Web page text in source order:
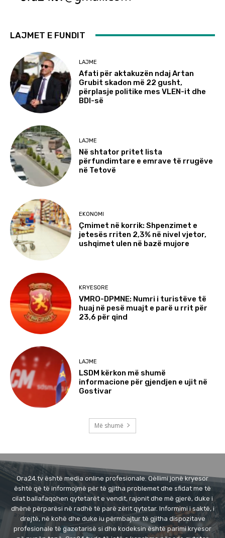
LAJMET E FUNDIT
LAJME
Afati për aktakuzën ndaj Artan
Grubit skadon më 22 gusht,
përplasje politike mes VLEN-it dhe
BDI-së
LAJME
Në shtator pritet lista
përfundimtare e emrave të rrugëve
në Tetovë
EKONOMI
Çmimet në korrik: Shpenzimet e
jetesës rriten 2,3% në nivel vjetor,
ushqimet ulen në bazë mujore
KRYESORE
VMRO-DPMNE: Numri i turistëve të
huaj në pesë muajt e parë u rrit për
23,6 për qind
LAJME
LSDM kërkon më shumë
informacione për gjendjen e ujit në
Gostivar
Më shumë
Ora24.tv është media online profesionale. Qëllimi jonë kryesor
është që të informojmë për të gjitha problemet dhe sfidat me të
cilat ballafaqohen qytetarët e vendit, rajonit dhe më gjerë, duke i
dhënë përparësi në radhë të parë zërit qytetar. Informimi i saktë, i
drejtë, në kohë dhe duke iu përmbajtur të gjitha dispozitave
profesionale të gazetarisë si dhe kodeksin është parimi kryesor